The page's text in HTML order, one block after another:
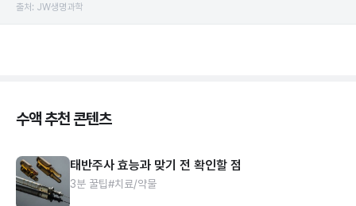
출처: JW생명과학
수액 추천 콘텐츠
태반주사 효능과 맞기 전 확인할 점
3분 꿀팁#치료/약물